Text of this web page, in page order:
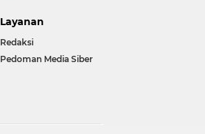
Layanan
Redaksi
Pedoman Media Siber